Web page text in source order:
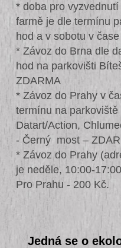
* doba pro
farmě je dle termínu
hod a v sobotu v
* Závoz do Brna dle
hod na parkovišti
ZDARMA
* Závoz do Prahy v
termínu na parkoviště
Datart/Action,
- Černý most –
* Závoz do Prahy
je neděle, 10:00-
Pro Prahu - 200 Kč.
Jedná se o